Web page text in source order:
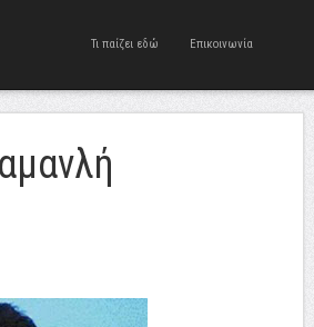
Τι παίζει εδώ Επικοινωνία